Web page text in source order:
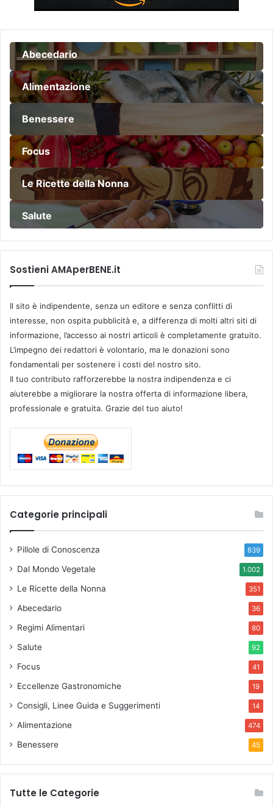
Abecedario
Alimentazione
Benessere
Focus
Le Ricette della Nonna
Salute
Sostieni AMAperBENE.it
Il sito è indipendente, senza un editore e senza conflitti di
interesse, non ospita pubblicità e, a differenza di molti altri siti di
informazione, l’accesso ai nostri articoli è completamente gratuito.
L’impegno dei redattori è volontario, ma le donazioni sono
fondamentali per sostenere i costi del nostro sito.
Il tuo contributo rafforzerebbe la nostra indipendenza e ci
aiuterebbe a migliorare la nostra offerta di informazione libera,
professionale e gratuita. Grazie del tuo aiuto!
Categorie principali
Pillole di Conoscenza 839
Dal Mondo Vegetale 1.002
Le Ricette della Nonna 351
Abecedario 36
Regimi Alimentari 80
Salute 92
Focus 41
Eccellenze Gastronomiche 19
Consigli, Linee Guida e Suggerimenti 14
Alimentazione 474
Benessere 45
Tutte le Categorie